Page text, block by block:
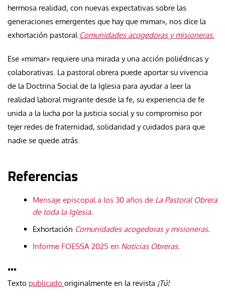
hermosa realidad, con nuevas expectativas sobre las
generaciones emergentes que hay que mimar», nos dice la
exhortación pastoral Comunidades acogedoras y misioneras.
Ese «mimar» requiere una mirada y una acción poliédricas y
colaborativas. La pastoral obrera puede aportar su vivencia
de la Doctrina Social de la Iglesia para ayudar a leer la
realidad laboral migrante desde la fe, su experiencia de fe
unida a la lucha por la justicia social y su compromiso por
tejer redes de fraternidad, solidaridad y cuidados para que
nadie se quede atrás.
Referencias
Mensaje episcopal a los 30 años de La Pastoral Obrera
de toda la Iglesia.
Exhortación Comunidades acogedoras y misioneras.
Informe FOESSA 2025 en Noticias Obreras.
•••
Texto publicado originalmente en la revista ¡Tú!